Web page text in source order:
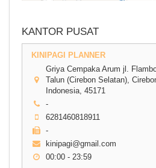
KANTOR PUSAT
KINIPAGI PLANNER
Griya Cempaka Arum jl.
Talun (Cirebon Selatan),
Indonesia, 45171
-
6281460818911
-
kinipagi@gmail.com
00:00 - 23:59